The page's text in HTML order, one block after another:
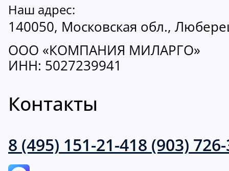
Наш адрес:
140050, Московская обл.,
ООО «КОМПАНИЯ МИЛАРГО»
ИНН: 5027239941
Контакты
8 (495) 151-21-418 (903)